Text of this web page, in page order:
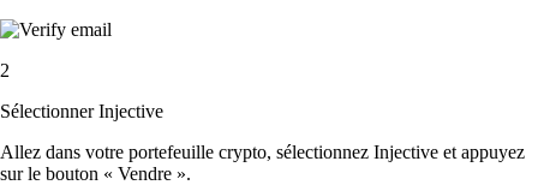
2
Sélectionner Injective
Allez dans votre portefeuille crypto, sélectionnez Injective et appuyez
sur le bouton « Vendre ».